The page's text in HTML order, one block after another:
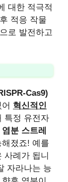
대한 적극적
적응 작물
로 발전하고
Cas9)
혁신적인
특정 유전자
분 스트레
졌죠! 예를
사례가 됩니
자라나는 능